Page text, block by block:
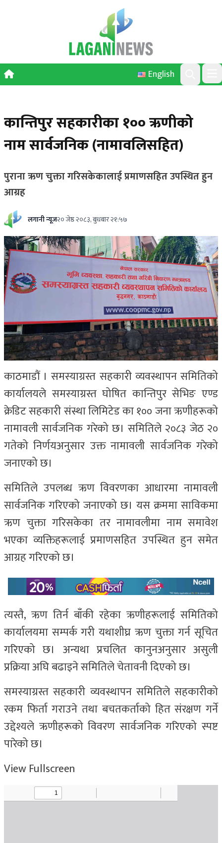
English
Search
कान्तिपुर सहकारीका १०० ऋणीको
नाम सार्वजनिक (नामावलिसहित)
पुराना ऋण चुक्ता गरिसकेकालाई प्रमाणसहित उपस्थित हुन
आग्रह
लगानी न्यूज२० जेष्ठ २०८३, बुधबार २१:५७
काठमाडौं । समस्याग्रस्त सहकारी व्यवस्थापन समितिको
कार्यालयले समस्याग्रस्त घोषित कान्तिपुर सेभिङ एण्ड
क्रेडिट सहकारी संस्था लिमिटेड का १०० जना ऋणीहरूको
नामावली सार्वजनिक गरेको छ। समितिले २०८३ जेठ २०
गतेको निर्णयअनुसार उक्त नामावली सार्वजनिक गरेको
जनाएको छ।
समितिले उपलब्ध ऋण विवरणका आधारमा नामावली
सार्वजनिक गरिएको जनाएको छ। यस क्रममा साविकमा
ऋण चुक्ता गरिसकेका तर नामावलीमा नाम समावेश
भएका व्यक्तिहरूलाई प्रमाणसहित उपस्थित हुन समेत
आग्रह गरिएको छ।
त्यस्तै, ऋण तिर्न बाँकी रहेका ऋणीहरूलाई समितिको
कार्यालयमा सम्पर्क गरी यथाशीघ्र ऋण चुक्ता गर्न सूचित
गरिएको छ। अन्यथा प्रचलित कानुनअनुसार असुली
प्रक्रिया अघि बढाइने समितिले चेतावनी दिएको छ।
समस्याग्रस्त सहकारी व्यवस्थापन समितिले सहकारीको
रकम फिर्ता गराउने तथा बचतकर्ताको हित संरक्षण गर्ने
उद्देश्यले ऋणीहरूको विवरण सार्वजनिक गरिएको स्पष्ट
पारेको छ।
View Fullscreen